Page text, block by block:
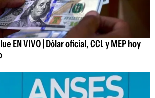
EN VIVO | Dólar oficial, CCL y MEP hoy